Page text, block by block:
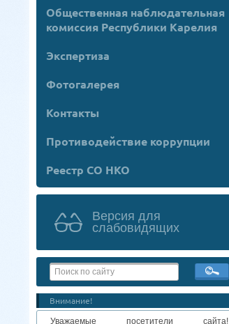
Общественная наблюдательная
комиссия Республики Карелия
Экспертиза
Фотогалерея
Контакты
Противодействие коррупции
Реестр СО НКО
Версия для
слабовидящих
Внимание!
Уважаемые посетители сайта!